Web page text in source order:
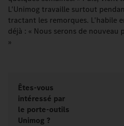
L'Unimog travaille surtout
tractant les remorques. L'habile
déjà : « Nous serons de nouveau
»
Êtes-vous
intéressé par
le porte-outils
Unimog ?